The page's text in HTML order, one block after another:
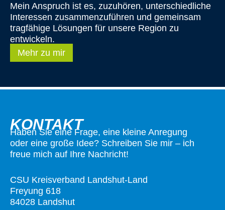
Mein Anspruch ist es, zuzuhören, unterschiedliche
Interessen zusammenzuführen und gemeinsam
tragfähige Lösungen für unsere Region zu
entwickeln.
Mehr zu mir
KONTAKT
Haben Sie eine Frage, eine kleine Anregung
oder eine große Idee? Schreiben Sie mir – ich
freue mich auf Ihre Nachricht!
CSU Kreisverband Landshut-Land
Freyung 618
84028 Landshut